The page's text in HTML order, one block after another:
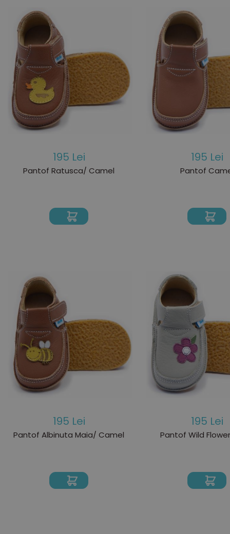
195 Lei
Pantof Ratusca/ Camel
195 Lei
Pantof
195 Lei
Pantof Albinuta Maia/ Camel
195 Lei
Pantof Wild